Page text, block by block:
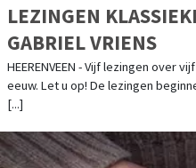
LEZINGEN
GABRIEL VRIENS
HEERENVEEN - Vijf lezingen over
eeuw. ​Let u op! De lezingen
[...]